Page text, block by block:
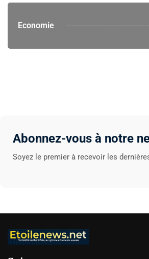
Economie
Abonnez-vous à notre
Soyez le premier à recevoir les